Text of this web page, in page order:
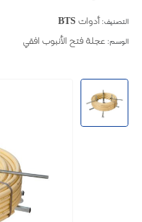
التصنيف:أدوات BTS
الوسم: عجلة فتح الأنبوب افقي